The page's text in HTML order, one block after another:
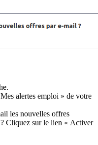
alertes emploi » de votre
les nouvelles offres
Cliquez sur le lien « Activer